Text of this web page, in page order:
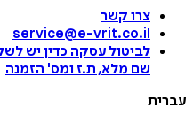
צרו קשר
service@e-vrit.co.il
לביטול עסקה כדין יש
שם מלא, ת.ז ומס' הזמנה
עברית